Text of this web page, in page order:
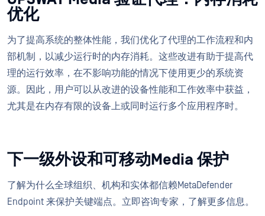
优化
为了提高系统的整体性能，我们优化了代理的工作流程和内
部机制，以减少运行时的内存消耗。这些改进有助于提高代
理的运行效率，在不影响功能的情况下使用更少的系统资
源。因此，用户可以从改进的设备性能和工作效率中获益，
尤其是在内存有限的设备上或同时运行多个应用程序时。
下一级外设和可移动Media 保护
了解为什么全球组织、机构和实体都信赖MetaDefender
Endpoint 来保护关键端点。立即咨询专家，了解更多信息。